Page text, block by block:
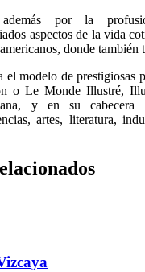
por la
aspectos de la vida
donde
el modelo de prestigiosas
o Le Monde Illustré,
y en su cabecera
artes, literatura,